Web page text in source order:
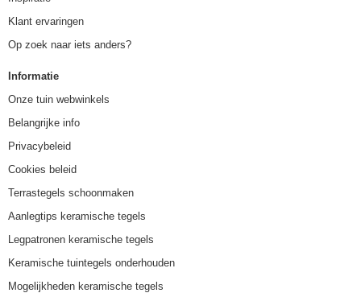
Klant ervaringen
Op zoek naar iets anders?
Informatie
Onze tuin webwinkels
Belangrijke info
Privacybeleid
Cookies beleid
Terrastegels schoonmaken
Aanlegtips keramische tegels
Legpatronen keramische tegels
Keramische tuintegels onderhouden
Mogelijkheden keramische tegels